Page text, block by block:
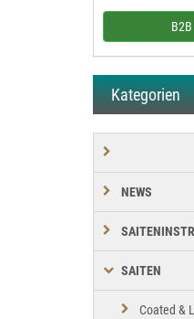
Kategorien
NEWS
SAITEN
Coated &